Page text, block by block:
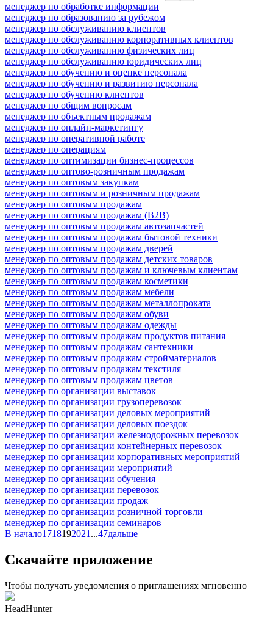
менеджер по обработке информации
менеджер по образованию за рубежом
менеджер по обслуживанию клиентов
менеджер по обслуживанию корпоративных клиентов
менеджер по обслуживанию физических лиц
менеджер по обслуживанию юридических лиц
менеджер по обучению и оценке персонала
менеджер по обучению и развитию персонала
менеджер по обучению клиентов
менеджер по общим вопросам
менеджер по объектным продажам
менеджер по онлайн-маркетингу
менеджер по оперативной работе
менеджер по операциям
менеджер по оптимизации бизнес-процессов
менеджер по оптово-розничным продажам
менеджер по оптовым закупкам
менеджер по оптовым и розничным продажам
менеджер по оптовым продажам
менеджер по оптовым продажам (B2B)
менеджер по оптовым продажам автозапчастей
менеджер по оптовым продажам бытовой техники
менеджер по оптовым продажам дверей
менеджер по оптовым продажам детских товаров
менеджер по оптовым продажам и ключевым клиентам
менеджер по оптовым продажам косметики
менеджер по оптовым продажам мебели
менеджер по оптовым продажам металлопроката
менеджер по оптовым продажам обуви
менеджер по оптовым продажам одежды
менеджер по оптовым продажам продуктов питания
менеджер по оптовым продажам сантехники
менеджер по оптовым продажам стройматериалов
менеджер по оптовым продажам текстиля
менеджер по оптовым продажам цветов
менеджер по организации выставок
менеджер по организации грузоперевозок
менеджер по организации деловых мероприятий
менеджер по организации деловых поездок
менеджер по организации железнодорожных перевозок
менеджер по организации контейнерных перевозок
менеджер по организации корпоративных мероприятий
менеджер по организации мероприятий
менеджер по организации обучения
менеджер по организации перевозок
менеджер по организации продаж
менеджер по организации розничной торговли
менеджер по организации семинаров
В начало1718192021 ...47дальше
Скачайте приложение
Чтобы получать уведомления о приглашениях мгновенно
HeadHunter